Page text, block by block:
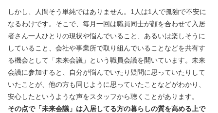
しかし、人間そう単純ではありません。1人は1人で孤独で不安に
なるわけです。そこで、毎月一回は職員同士が顔を合わせて入居
者さん一人ひとりの現状や悩んでいること、あるいは楽しそうに
していること、会社や事業所で取り組んでいることなどを共有す
る機会として「未来会議」という職員会議を開いています。未来
会議に参加すると、自分が悩んでいたり疑問に思っていたりして
いたことが、他の方も同じように思っていたことなどがわかり、
安心したというような声をスタッフから聴くことがあります。
その点で「未来会議」は入居してる方の暮らしの質を高める上で